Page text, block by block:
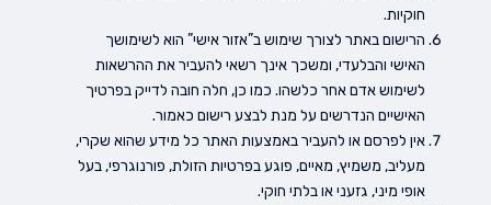
חוקיות.
הרישום באתר לצורך שימוש ב”אזור אישי” הוא לשימושך
האישי והבלעדי, ומשכך אינך רשאי להעביר את ההרשאות
לשימוש אדם אחר כלשהו. כמו כן, חלה חובה לדייק בפרטיך
האישיים הנדרשים על מנת לבצע רישום כאמור.
אין לפרסם או להעביר באמצעות האתר כל מידע שהוא שקרי,
מעליב, משמיץ, מאיים, פוגע בפרטיות הזולת, פורנוגרפי, בעל
אופי מיני, גזעני או בלתי חוקי.